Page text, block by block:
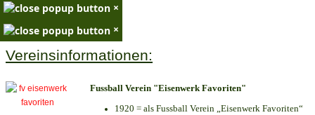
×
×
Vereinsinformationen:
Fussball Verein "Eisenwerk Favoriten"
1920 = als Fussball Verein „Eisenwerk Favoriten“